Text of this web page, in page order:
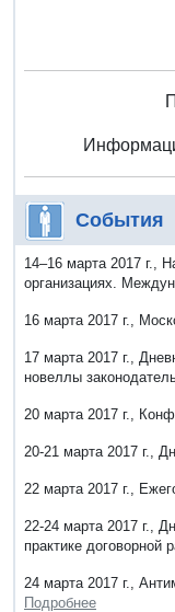
События
14–16 марта 2017 г.,
организациях.
16 марта 2017 г.,
17 марта 2017 г.,
новеллы
20 марта 2017 г.,
20-21 марта 2017 г.,
22 марта 2017 г.,
22-24 марта 2017 г.,
практике договорной
24 марта 2017 г.,
Подробнее